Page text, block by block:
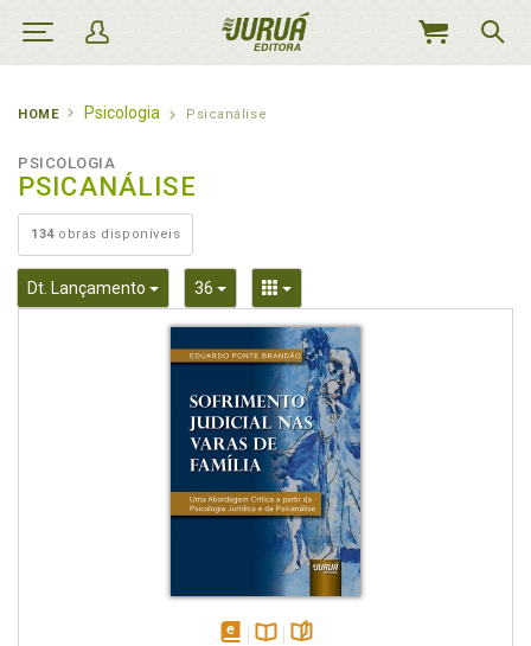
MEU
HOME Psicologia Psicanálise
PSICOLOGIA
PSICANÁLISE
134obras disponíveis
Dt. Lançamento Toggle Dropdown
36 Toggle DropdownToggle Dropdown